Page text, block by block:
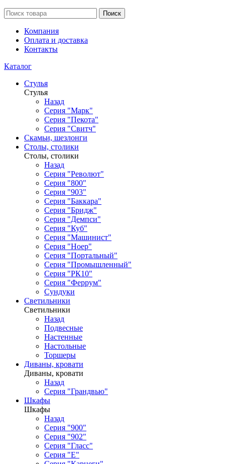
Поиск
Компания
Оплата и доставка
Контакты
Каталог
Стулья
Стулья
Назад
Серия "Марк"
Серия "Пекота"
Серия "Свитч"
Скамьи, шезлонги
Столы, столики
Столы, столики
Назад
Серия "Револют"
Серия "800"
Серия "903"
Серия "Баккара"
Серия "Бридж"
Серия "Демпси"
Серия "Куб"
Серия "Машинист"
Серия "Ноер"
Серия "Портальный"
Серия "Промышленный"
Серия "РК10"
Серия "Феррум"
Сундуки
Светильники
Светильники
Назад
Подвесные
Настенные
Настольные
Торшеры
Диваны, кровати
Диваны, кровати
Назад
Серия "Грандвью"
Шкафы
Шкафы
Назад
Серия "900"
Серия "902"
Серия "Гласс"
Серия "Е"